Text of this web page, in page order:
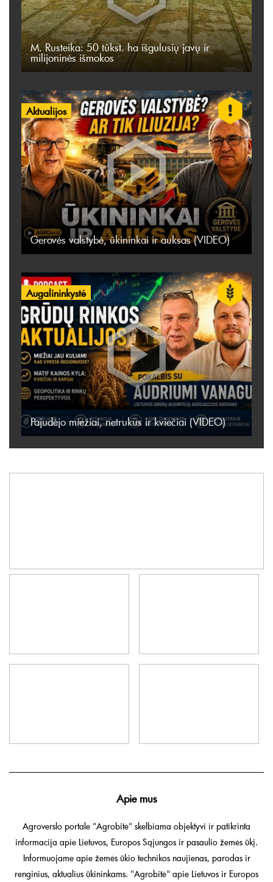
M. Rusteika: 50 tūkst. ha išgulusių javų ir
milijoninės išmokos
Aktualijos
Gerovės valstybė, ūkininkai ir auksas (VIDEO)
Augalininkystė
Pajudėjo miežiai, netrukus ir kviečiai (VIDEO)
Apie mus
Agroverslo portale "Agrobitė" skelbiama objektyvi ir patikrinta
informacija apie Lietuvos, Europos Sąjungos ir pasaulio žemės ūkį.
Informuojame apie žemės ūkio technikos naujienas, parodas ir
renginius, aktualius ūkininkams. "Agrobitė" apie Lietuvos ir Europos